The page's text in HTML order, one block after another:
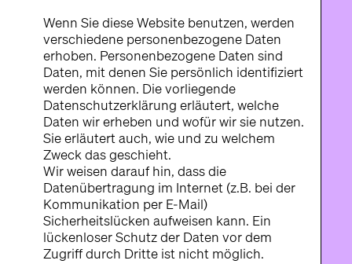
Wenn Sie diese Website benutzen, werden
verschiedene personenbezogene Daten
erhoben. Personenbezogene Daten sind
Daten, mit denen Sie persönlich identifiziert
werden können. Die vorliegende
Datenschutzerklärung erläutert, welche
Daten wir erheben und wofür wir sie nutzen.
Sie erläutert auch, wie und zu welchem
Zweck das geschieht.
Wir weisen darauf hin, dass die
Datenübertragung im Internet (z.B. bei der
Kommunikation per E-Mail)
Sicherheitslücken aufweisen kann. Ein
lückenloser Schutz der Daten vor dem
Zugriff durch Dritte ist nicht möglich.